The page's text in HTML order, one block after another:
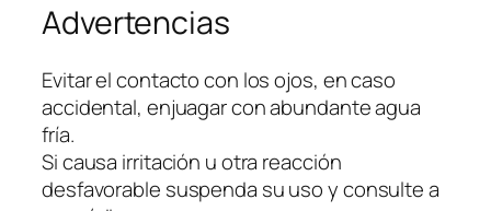
Advertencias
Evitar el contacto con los ojos, en caso
accidental, enjuagar con abundante agua
fría.
Si causa irritación u otra reacción
desfavorable suspenda su uso y consulte a